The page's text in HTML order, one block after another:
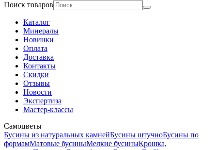
Поиск товаров
Каталог
Минералы
Новинки
Оплата
Доставка
Контакты
Скидки
Отзывы
Новости
Экспертиза
Мастер-классы
Самоцветы
Бусины из натуральных камнейБусины штучноБусины по
формамМатовые бусиныМелкие бусиныКрошка,